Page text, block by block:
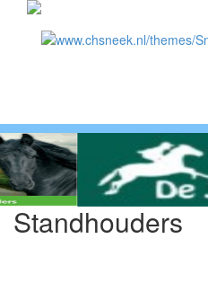
Standhouders